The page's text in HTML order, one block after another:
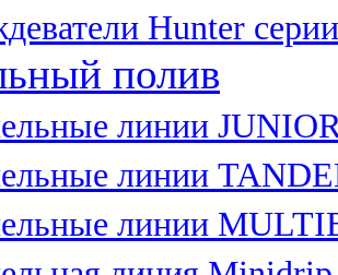
Hunter
полив
линии
линии
линии